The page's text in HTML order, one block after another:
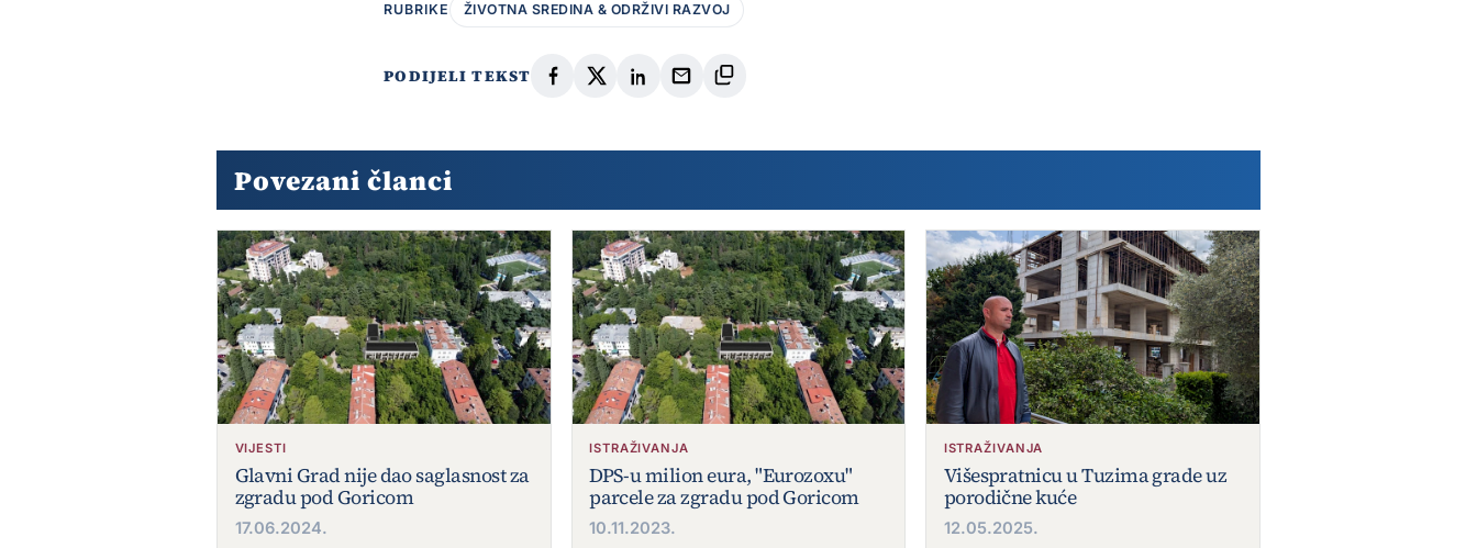
RUBRIKE ŽIVOTNA SREDINA & ODRŽIVI RAZVOJ
PODIJELI TEKST
Povezani članci
VIJESTI
Glavni Grad nije dao saglasnost za
zgradu pod Goricom
17.06.2024.
ISTRAŽIVANJA
DPS-u milion eura, "Eurozoxu"
parcele za zgradu pod Goricom
10.11.2023.
ISTRAŽIVANJA
Višespratnicu u Tuzima grade uz
porodične kuće
12.05.2025.